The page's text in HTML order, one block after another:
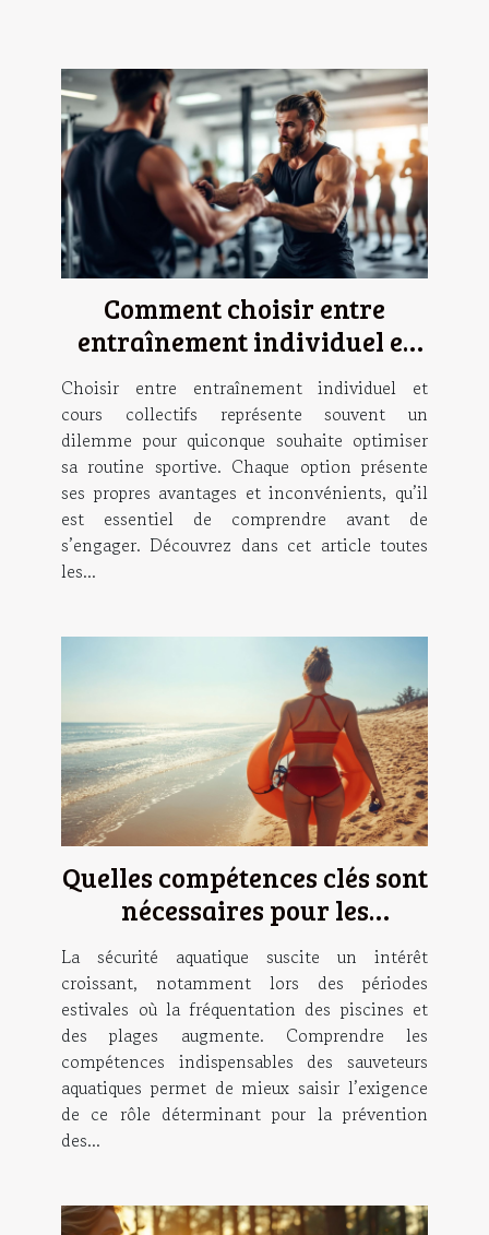
Comment choisir entre
entraînement individuel et
cours collectifs ?
Choisir entre entraînement individuel et
cours collectifs représente souvent un
dilemme pour quiconque souhaite optimiser
sa routine sportive. Chaque option présente
ses propres avantages et inconvénients, qu’il
est essentiel de comprendre avant de
s’engager. Découvrez dans cet article toutes
les...
Quelles compétences clés sont
nécessaires pour les
sauveteurs aquatiques ?
La sécurité aquatique suscite un intérêt
croissant, notamment lors des périodes
estivales où la fréquentation des piscines et
des plages augmente. Comprendre les
compétences indispensables des sauveteurs
aquatiques permet de mieux saisir l’exigence
de ce rôle déterminant pour la prévention
des...